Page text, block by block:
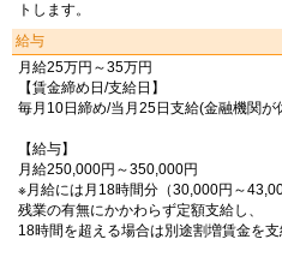
トします。
給与
月給25万円～35万円
【賃金締め日/支給日】
毎月10日締め/当月25日支給(金融機関
【給与】
月給250,000円～350,000円
※月給には月18時間分（30,000円～
残業の有無にかかわらず定額支給し、
18時間を超える場合は別途割増賃金を支